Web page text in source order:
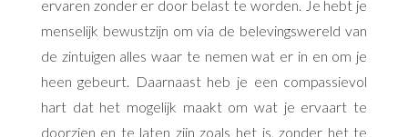
ervaren zonder er door belast te worden. Je hebt je
menselijk bewustzijn om via de belevingswereld van
de zintuigen alles waar te nemen wat er in en om je
heen gebeurt. Daarnaast heb je een compassievol
hart dat het mogelijk maakt om wat je ervaart te
doorzien en te laten zijn zoals het is, zonder het te